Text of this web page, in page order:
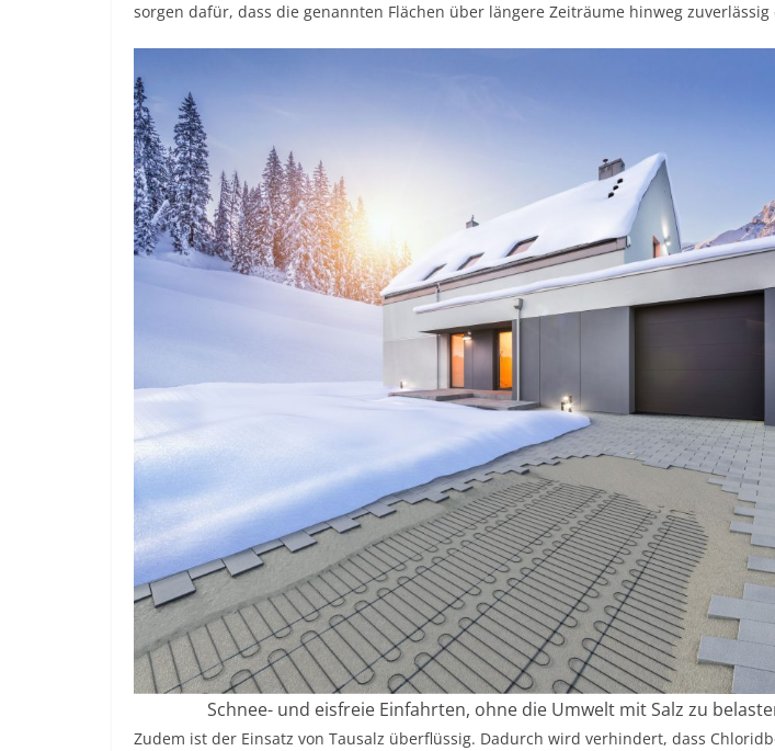
sorgen dafür, dass die genannten Flächen über längere Zeiträume hinweg
Schnee- und eisfreie Einfahrten, ohne die Umwelt mit Salz zu
Zudem ist der Einsatz von Tausalz überflüssig. Dadurch wird verhindert, dass